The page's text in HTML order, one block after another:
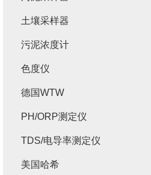
土壤采样器
污泥浓度计
色度仪
德国WTW
PH/ORP测定仪
TDS/电导率测定仪
美国哈希